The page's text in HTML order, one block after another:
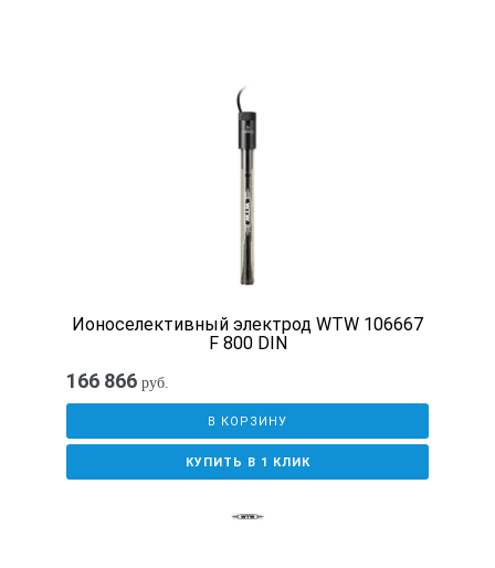
Ионоселективный электрод WTW 106667
F 800 DIN
166 866 руб.
В КОРЗИНУ
КУПИТЬ В 1 КЛИК